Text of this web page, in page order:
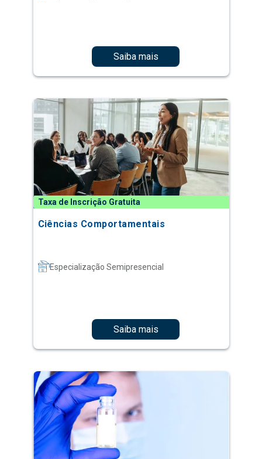
Saiba mais
Taxa de Inscrição Gratuita
Ciências Comportamentais
Especialização Semipresencial
Saiba mais